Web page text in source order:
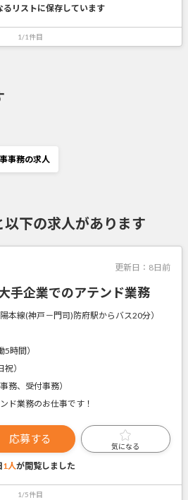
るリストに保存しています
1/1件目
事務の求人
下の求人があります
更新日： 8日前
手企業でのアテンド業務
本線(神戸－門司)防府駅からバス20分）
時間）
）
務、受付事務）
ド業務のお仕事です！
応募する
気になる
1人が閲覧しました
1/5件目